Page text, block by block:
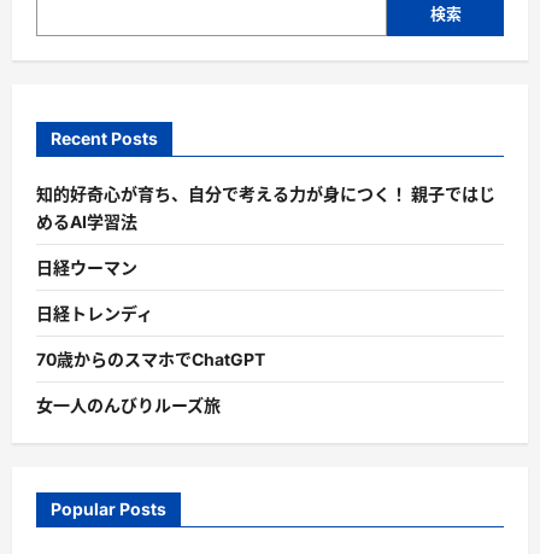
検索
Recent Posts
知的好奇心が育ち、自分で考える力が身につく！ 親子ではじ
めるAI学習法
日経ウーマン
日経トレンディ
70歳からのスマホでChatGPT
女一人のんびりルーズ旅
Popular Posts